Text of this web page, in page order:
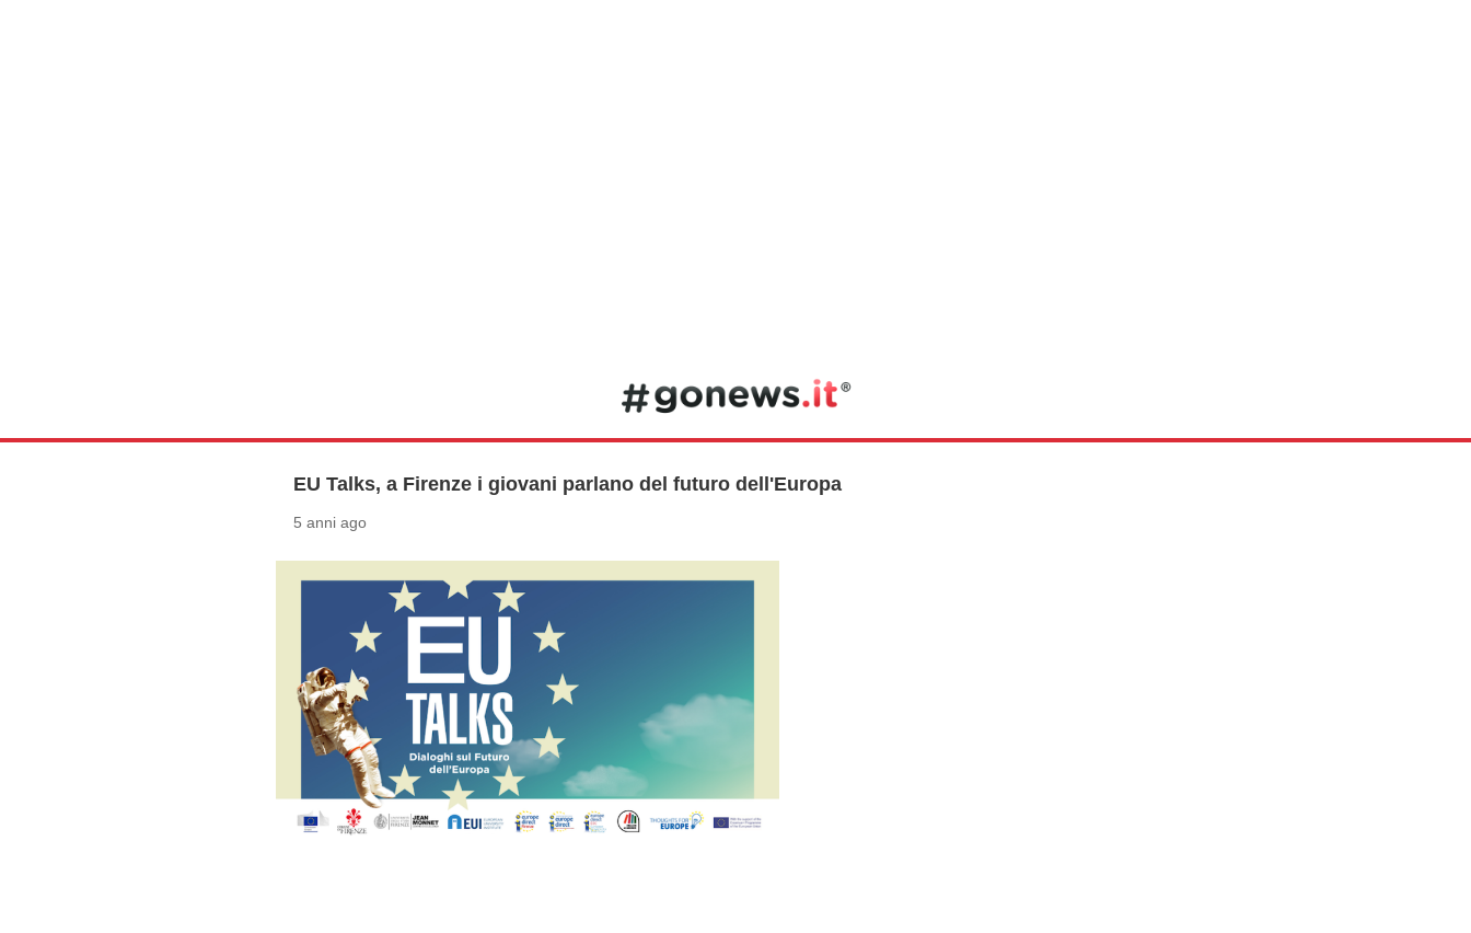
EU Talks, a Firenze i giovani parlano del futuro dell'Europa
5 anni ago